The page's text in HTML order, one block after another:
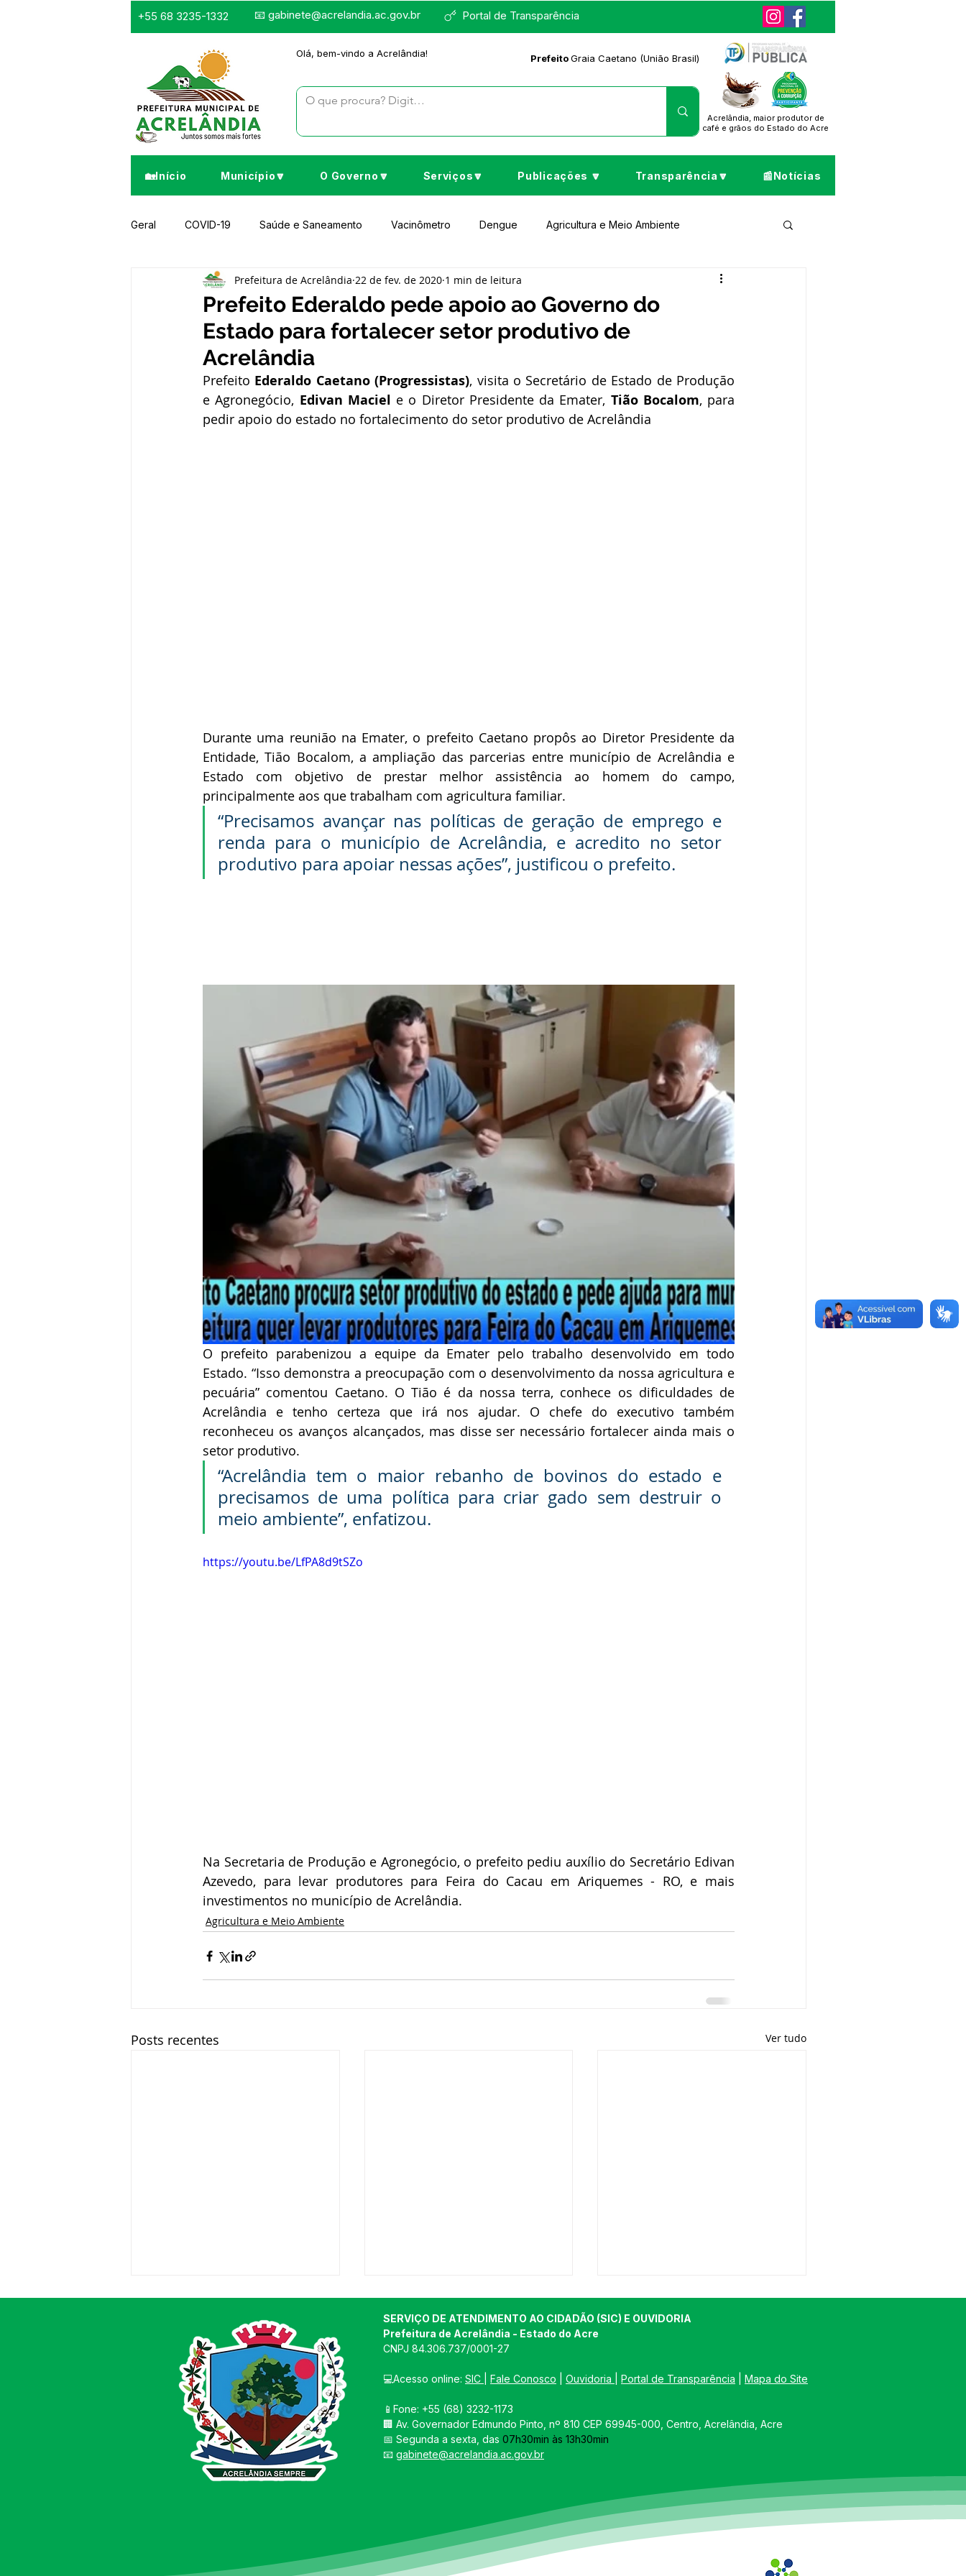
Portal de Transparência
+55 68 3235-1332 📧 gabinete@acrelandia.ac.gov.br
Olá, bem-vindo a Acrelândia! PrefeitoGraia Caetano (União Brasil)
Acrelândia, maior produtor de
café e grãos do Estado do Acre
🏡Início Município🔽 O Governo🔽 Serviços🔽 Publicações 🔽 Transparência🔽 📰Notícias
Geral COVID-19 Saúde e Saneamento Vacinômetro Dengue Agricultura e Meio Ambiente
Infraestrutura e Obras Desporto Cultura e Lazer Educação Assistência Social
Administração e Finanças Institucional e Governo Expoacrelandia Notas e Comunicado
Datas Comemorativas Defesa Civil Convênios e Parcerias Licitações Nota de Repúdio
Prefeito Ederaldo pede apoio ao Governo do
Estado para fortalecer setor produtivo de
Acrelândia
Prefeitura de Acrelândia 22 de fev. de 2020 1 min de leitura
Prefeito Ederaldo Caetano (Progressistas), visita o Secretário de Estado de Produção
e Agronegócio, Edivan Maciel e o Diretor Presidente da Emater, Tião Bocalom, para
pedir apoio do estado no fortalecimento do setor produtivo de Acrelândia
Durante uma reunião na Emater, o prefeito Caetano propôs ao Diretor Presidente da
Entidade, Tião Bocalom, a ampliação das parcerias entre município de Acrelândia e
Estado com objetivo de prestar melhor assistência ao homem do campo,
principalmente aos que trabalham com agricultura familiar.
“Precisamos avançar nas políticas de geração de emprego e
renda para o município de Acrelândia, e acredito no setor
produtivo para apoiar nessas ações”, justificou o prefeito.
O prefeito parabenizou a equipe da Emater pelo trabalho desenvolvido em todo
Estado. “Isso demonstra a preocupação com o desenvolvimento da nossa agricultura e
pecuária” comentou Caetano. O Tião é da nossa terra, conhece os dificuldades de
Acrelândia e tenho certeza que irá nos ajudar. O chefe do executivo também
reconheceu os avanços alcançados, mas disse ser necessário fortalecer ainda mais o
setor produtivo.
“Acrelândia tem o maior rebanho de bovinos do estado e
precisamos de uma política para criar gado sem destruir o
meio ambiente”, enfatizou.
https://youtu.be/LfPA8d9tSZo
Na Secretaria de Produção e Agronegócio, o prefeito pediu auxílio do Secretário Edivan
Azevedo, para levar produtores para Feira do Cacau em Ariquemes - RO, e mais
investimentos no município de Acrelândia.
Agricultura e Meio Ambiente
Posts recentes Ver tudo
Entrega de Equipamentos
Agrícolas reforça
compromisso com
produtores de Acrelândia
PREFEITO GRAIA FAZ VISITA
A PRODUTORES RURAIS
PARA CONHECER MELHOR
A PRODUÇÃO E AS
Lançamento oficial
SERVIÇO DE ATENDIMENTO AO CIDADÃO (SIC) E OUVIDORIA
Prefeitura de Acrelândia - Estado do Acre
CNPJ 84.306.737/0001-27
💻Acesso online: SIC Fale Conosco Ouvidoria Portal de Transparência Mapa do Site
📱Fone: +55 (68) 3232-1173
🏢 Av. Governador Edmundo Pinto, nº 810 CEP 69945-000, Centro, Acrelândia, Acre
📅 Segunda a sexta, das 07h30min às 13h30min
📧 gabinete@acrelandia.ac.gov.br